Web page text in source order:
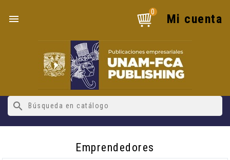
 Mi cuenta
0
search
Emprendedores